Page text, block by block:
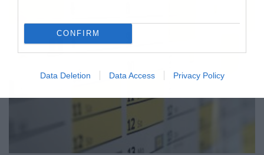
CONFIRM
Data Deletion Data Access Privacy Policy